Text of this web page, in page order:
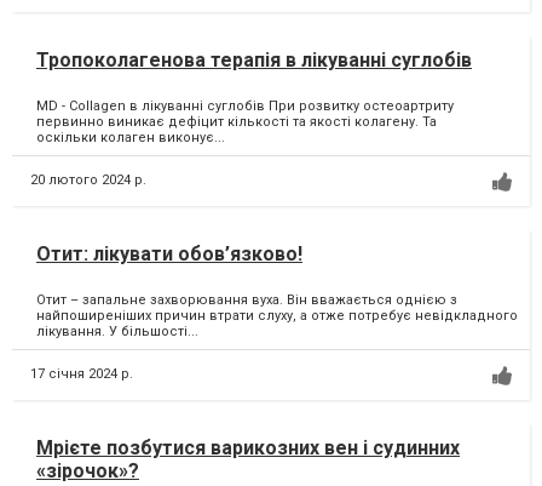
Тропоколагенова терапія в лікуванні суглобів
MD - Collagen в лікуванні суглобів При розвитку остеоартриту
первинно виникає дефіцит кількості та якості колагену. Та
оскільки колаген виконує...
20 лютого 2024 р.
Отит: лікувати обов’язково!
Отит – запальне захворювання вуха. Він вважається однією з
найпоширеніших причин втрати слуху, а отже потребує невідкладного
лікування. У більшості...
17 січня 2024 р.
Мрієте позбутися варикозних вен і судинних
«зірочок»?